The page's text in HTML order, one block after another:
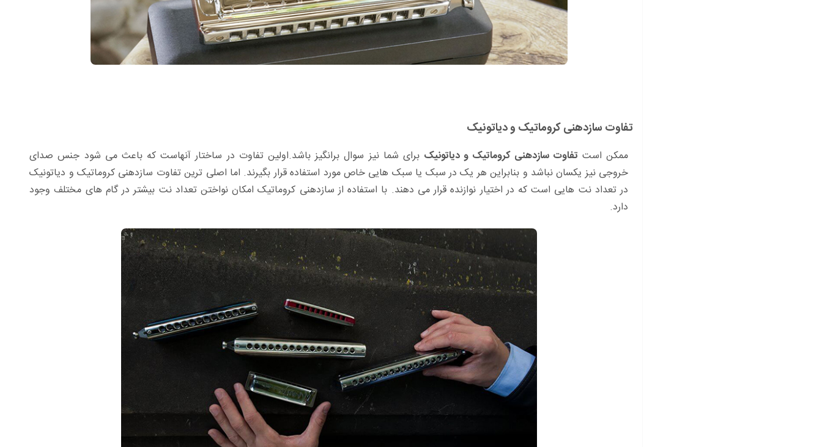
تفاوت سازدهنی کروماتیک و دیاتونیک
ممکن است تفاوت سازدهنی کروماتیک و دیاتونیک برای شما نیز سوال برانگیز باشد.اولین تفاوت در ساختار آنهاست که باعث می شود جنس صدای
خروجی نیز یکسان نباشد و بنابراین هر یک در سبک یا سبک هایی خاص مورد استفاده قرار بگیرند. اما اصلی ترین تفاوت سازدهنی کروماتیک و دیاتونیک
در تعداد نت هایی است که در اختیار نوازنده قرار می دهند. با استفاده از سازدهنی کروماتیک امکان نواختن تعداد نت بیشتر در گام های مختلف وجود
دارد.